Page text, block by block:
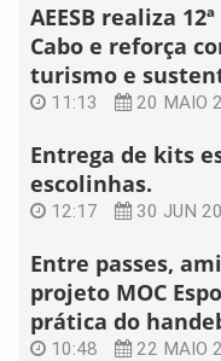
AEESB realiza
Cabo e reforça
turismo e
11:13 20 MAIO
Entrega de kits
escolinhas.
12:17 30 JUN
Entre passes,
projeto MOC
prática do
10:48 22 MAIO